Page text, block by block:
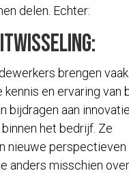
delen. Echter:
brengen vaak
en ervaring van
bijdragen aan
het bedrijf. Ze
nieuwe perspectieven
anders misschien